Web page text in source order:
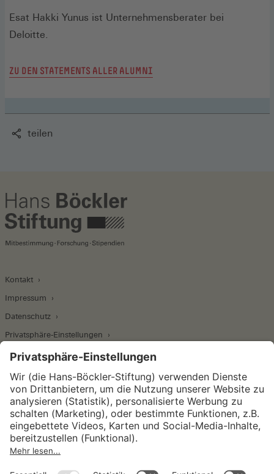
Esat Hakki Yunus ist Unternehmensberater bei
Deloitte.
ZU DEN STATEMENTS ALLER ALUMNI
teilen
Kontakt
Impressum
Datenschutz
Privatsphäre-Einstellungen
Wirtschafts- und Sozialwissenschaftliches Institut
Institut für Makroökonomie und
Konjunkturforschung